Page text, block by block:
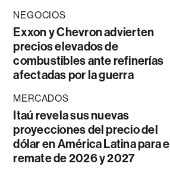
NEGOCIOS
Exxon y Chevron advierten
precios elevados de
combustibles ante refinerías
afectadas por la guerra
MERCADOS
Itaú revela sus nuevas
proyecciones del precio del
dólar en América Latina para el
remate de 2026 y 2027